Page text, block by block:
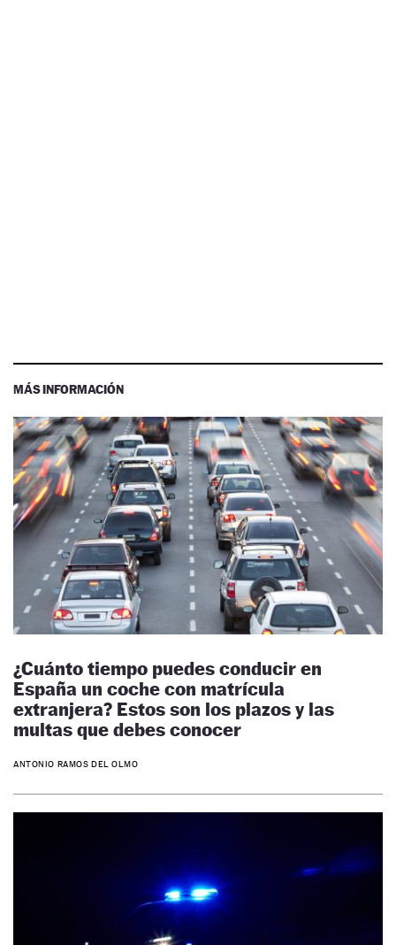
MÁS INFORMACIÓN
¿Cuánto tiempo puedes conducir en
España un coche con matrícula
extranjera? Estos son los plazos y las
multas que debes conocer
ANTONIO RAMOS DEL OLMO